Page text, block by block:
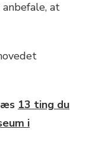
at
13 ting du
i